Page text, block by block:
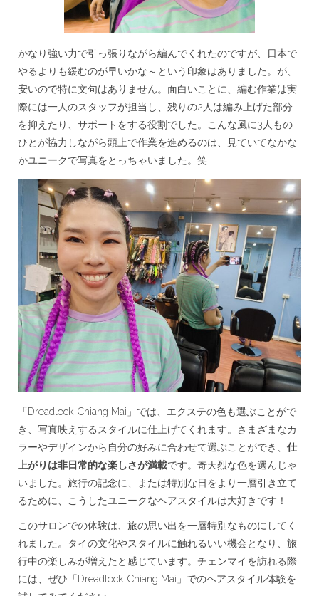
かなり強い力で引っ張りながら編んでくれたのですが、日本で
やるよりも緩むのが早いかな～という印象はありました。が、
安いので特に文句はありません。面白いことに、編む作業は実
際には一人のスタッフが担当し、残りの2人は編み上げた部分
を抑えたり、サポートをする役割でした。こんな風に3人もの
ひとが協力しながら頭上で作業を進めるのは、見ていてなかな
かユニークで写真をとっちゃいました。笑
「Dreadlock Chiang Mai」では、エクステの色も選ぶことがで
き、写真映えするスタイルに仕上げてくれます。さまざまなカ
ラーやデザインから自分の好みに合わせて選ぶことができ、 仕
上がりは非日常的な楽しさが満載です。奇天烈な色を選んじゃ
いました。旅行の記念に、または特別な日をより一層引き立て
るために、こうしたユニークなヘアスタイルは大好きです！
このサロンでの体験は、旅の思い出を一層特別なものにしてく
れました。タイの文化やスタイルに触れるいい機会となり、旅
行中の楽しみが増えたと感じています。チェンマイを訪れる際
には、ぜひ「Dreadlock Chiang Mai」でのヘアスタイル体験を